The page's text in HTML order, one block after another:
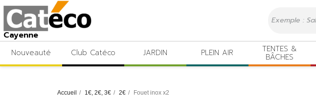
Cayenne
Nouveauté Club Catéco JARDIN PLEIN AIR TENTES &
BÂCHES
Accueil 1€, 2€, 3€ 2€ Fouet inox x2